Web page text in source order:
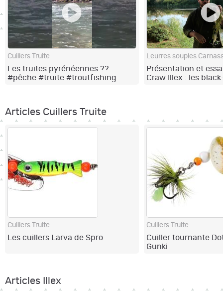
Cuillers Truite
Les truites pyrénéennes ??
#pêche #truite #troutfishing
Leurres souples
Présentation et
Craw Illex : les
Articles Cuillers Truite
Cuillers Truite
Les cuillers Larva de Spro
Cuillers Truite
Cuiller tournante
Gunki
Articles Illex